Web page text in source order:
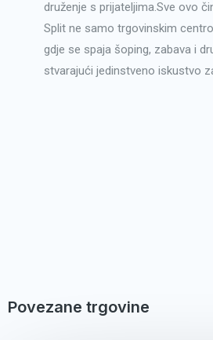
druženje s prijateljima.Sve ovo
Split ne samo trgovinskim
gdje se spaja šoping, zabava i
stvarajući jedinstveno iskustvo
Povezane trgovine